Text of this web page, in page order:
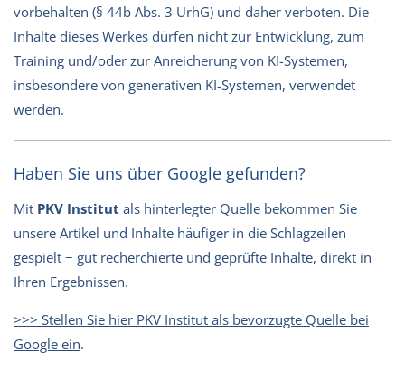
vorbehalten (§ 44b Abs. 3 UrhG) und daher verboten. Die
Inhalte dieses Werkes dürfen nicht zur Entwicklung, zum
Training und/oder zur Anreicherung von KI-Systemen,
insbesondere von generativen KI-Systemen, verwendet
werden.
Haben Sie uns über Google gefunden?
Mit PKV Institut als hinterlegter Quelle bekommen Sie
unsere Artikel und Inhalte häufiger in die Schlagzeilen
gespielt − gut recherchierte und geprüfte Inhalte, direkt in
Ihren Ergebnissen.
>>> Stellen Sie hier PKV Institut als bevorzugte Quelle bei
Google ein.